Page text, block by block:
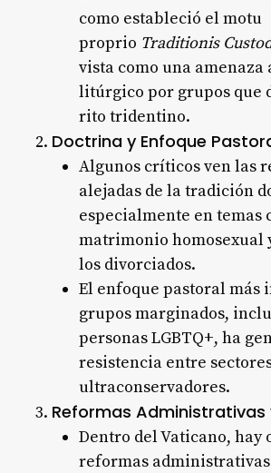
como estableció el motu
proprio Traditionis
vista como una
litúrgico por grupos que
rito tridentino.
Doctrina y Enfoque
Algunos críticos ven las
alejadas de la tradición
especialmente en temas
matrimonio homosexual
los divorciados.
El enfoque pastoral más
grupos marginados,
personas LGBTQ+, ha
resistencia entre
ultraconservadores.
Reformas Administrativas
Dentro del Vaticano, hay
reformas